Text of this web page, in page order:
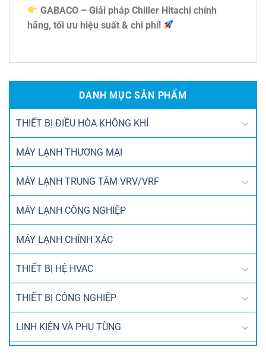
GABACO – Giải pháp Chiller Hitachi chính
hãng, tối ưu hiệu suất & chi phí!
DANH MỤC SẢN PHẨM
THIẾT BỊ ĐIỀU HÒA KHÔNG KHÍ
MÁY LẠNH THƯƠNG MẠI
MÁY LẠNH TRUNG TÂM VRV/VRF
MÁY LẠNH CÔNG NGHIỆP
MÁY LẠNH CHÍNH XÁC
THIẾT BỊ HỆ HVAC
THIẾT BỊ CÔNG NGHIỆP
LINH KIỆN VÀ PHỤ TÙNG